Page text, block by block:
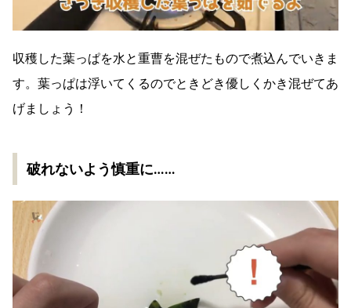
収穫した葉っぱを水と重曹を混ぜたもので煮込んでいきま
す。葉っぱは浮いてくるのでときどき優しくかき混ぜてあ
げましょう！
破れないよう慎重に……